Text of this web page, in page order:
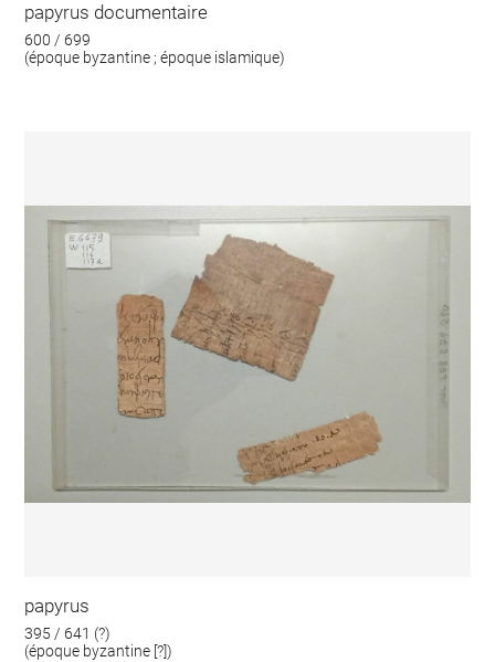
papyrus documentaire
600 / 699
(époque byzantine ; époque islamique)
papyrus
395 / 641 (?)
(époque byzantine [?])